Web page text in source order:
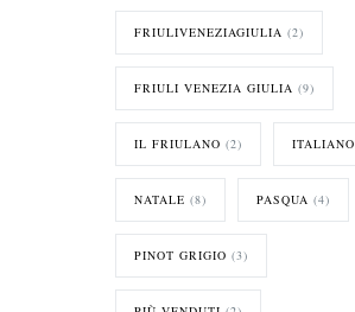
FRIULIVENEZIAGIULIA (2)
FRIULI VENEZIA GIULIA (9)
IL FRIULANO (2) ITALIANO
NATALE (8) PASQUA (4)
PINOT GRIGIO (3)